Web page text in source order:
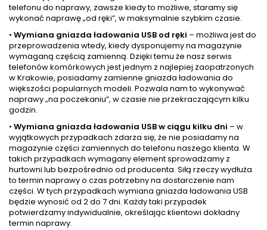
telefonu do naprawy, zawsze kiedy to możliwe, staramy się
wykonać naprawę „od ręki”, w maksymalnie szybkim czasie.
• Wymiana gniazda ładowania USB od ręki – możliwa jest do
przeprowadzenia wtedy, kiedy dysponujemy na magazynie
wymaganą częścią zamienną. Dzięki temu że nasz serwis
telefonów komórkowych jest jednym z najlepiej zaopatrzonych
w Krakowie, posiadamy zamienne gniazda ładowania do
większości popularnych modeli. Pozwala nam to wykonywać
naprawy „na poczekaniu”, w czasie nie przekraczającym kilku
godzin.
• Wymiana gniazda ładowania USB w ciągu kilku dni – w
wyjątkowych przypadkach zdarza się, że nie posiadamy na
magazynie części zamiennych do telefonu naszego klienta. W
takich przypadkach wymagany element sprowadzamy z
hurtowni lub bezpośrednio od producenta. Siłą rzeczy wydłuża
to termin naprawy o czas potrzebny na dostarczenie nam
części. W tych przypadkach wymiana gniazda ładowania USB
będzie wynosić od 2 do 7 dni. Każdy taki przypadek
potwierdzamy indywidualnie, określając klientowi dokładny
termin naprawy.